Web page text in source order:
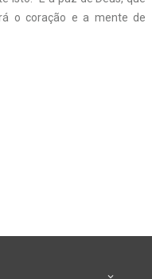
o coração e a mente de